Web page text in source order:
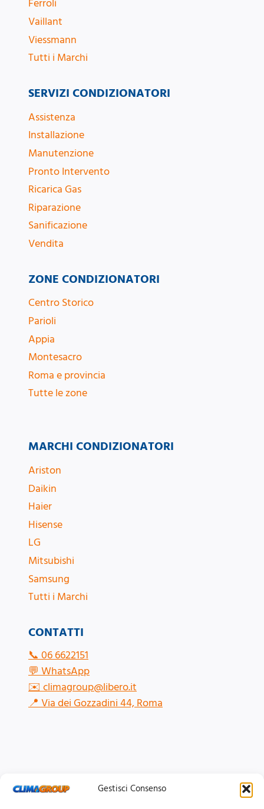
Gestisci Consenso
Ferroli
Vaillant
Viessmann
Tutti i Marchi
ZONE CONDIZIONATORI
Centro Storico
Parioli
Appia
Montesacro
Roma e provincia
Tutte le zone
SERVIZI CONDIZIONATORI
Assistenza
Installazione
Manutenzione
Pronto Intervento
Ricarica Gas
Riparazione
Sanificazione
Vendita
CONTATTI
📞06 6622151
💬WhatsApp
✉️climagroup@libero.it
📍Via dei Gozzadini 44, Roma
MARCHI CONDIZIONATORI
Ariston
Daikin
Haier
Hisense
LG
Mitsubishi
Samsung
Tutti i Marchi